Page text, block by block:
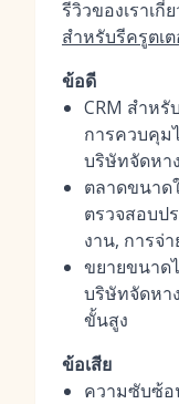
รีวิวของเราเกี่
สำหรับรีครูตเ
ข้อดี
CRM สำห
การควบคุม
บริษัทจัดหา
ตลาดขนาด
ตรวจสอบป
งาน, การจ่า
ขยายขนาด
บริษัทจัดหา
ขั้นสูง
ข้อเสีย
ความซับซ้อ